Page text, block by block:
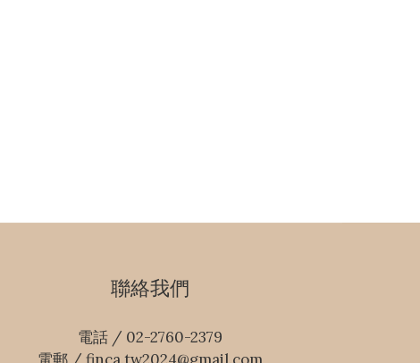
聯絡我們
電話 / 02-2760-2379